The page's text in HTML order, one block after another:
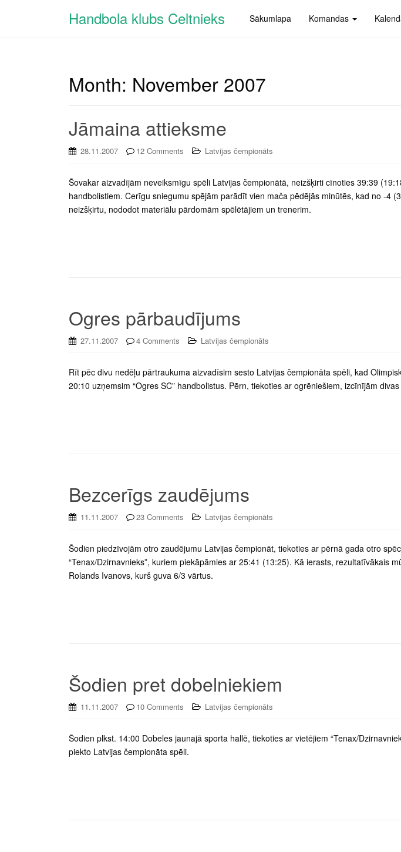
Handbola klubs Celtnieks Sākumlapa Komandas
Month: November 2007
Jāmaina attieksme
28.11.2007 12 Comments Latvijas čempionāts
Šovakar aizvadījām neveiksmīgu spēli Latvijas čempionātā, neizšķirti cīnoties 39:39
handbolistiem. Cerīgu sniegumu spējām parādīt vien mača pēdējās minūtēs, kad no -4
neizšķirtu, nododot materiālu pārdomām spēlētājiem un trenerim.
Ogres pārbaudījums
27.11.2007 4 Comments Latvijas čempionāts
Rīt pēc divu nedēļu pārtraukuma aizvadīsim sesto Latvijas čempionāta spēli, kad
20:10 uzņemsim “Ogres SC” handbolistus. Pērn, tiekoties ar ogrēniešiem, izcīnījām
Bezcerīgs zaudējums
11.11.2007 23 Comments Latvijas čempionāts
Šodien piedzīvojām otro zaudējumu Latvijas čempionāt, tiekoties ar pērnā gada otro
“Tenax/Dzirnavnieks”, kuriem piekāpāmies ar 25:41 (13:25). Kā ierasts, rezultatīvākais
Rolands Ivanovs, kurš guva 6/3 vārtus.
Šodien pret dobelniekiem
11.11.2007 10 Comments Latvijas čempionāts
Šodien plkst. 14:00 Dobeles jaunajā sporta hallē, tiekoties ar vietējiem “Tenax/
piekto Latvijas čempionāta spēli.